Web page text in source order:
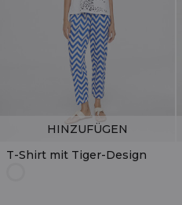
T-Shirt mit Tiger-Design
HINZUFÜGEN